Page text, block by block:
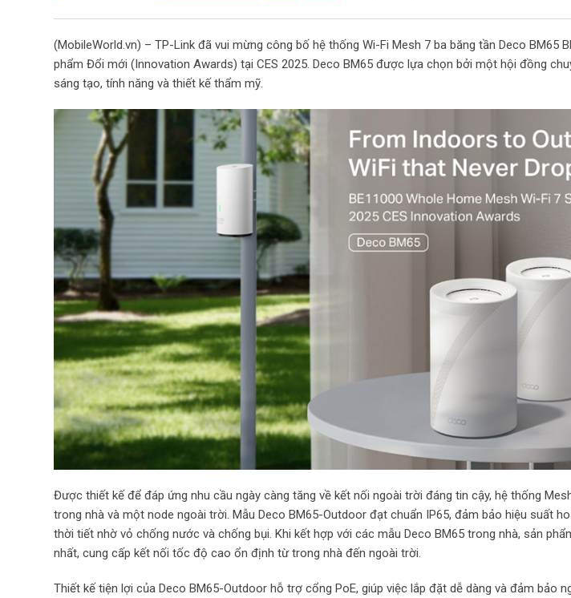
l
e
e
r
s
e
v
a
m
a
t
(MobileWorld.vn) – TP-Link đã vui mừng công bố hệ thống Wi-Fi Mesh 7 ba băng tần Deco BM65
phẩm Đổi mới (Innovation Awards) tại CES 2025. Deco BM65 được lựa chọn bởi một hội đồng
sáng tạo, tính năng và thiết kế thẩm mỹ.
Được thiết kế để đáp ứng nhu cầu ngày càng tăng về kết nối ngoài trời đáng tin cậy, hệ thống
trong nhà và một node ngoài trời. Mẫu Deco BM65-Outdoor đạt chuẩn IP65, đảm bảo hiệu suất
thời tiết nhờ vỏ chống nước và chống bụi. Khi kết hợp với các mẫu Deco BM65 trong nhà, sản
nhất, cung cấp kết nối tốc độ cao ổn định từ trong nhà đến ngoài trời.
Thiết kế tiện lợi của Deco BM65-Outdoor hỗ trợ cổng PoE, giúp việc lắp đặt dễ dàng và đảm bảo